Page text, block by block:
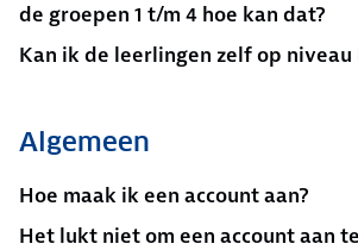
de groepen 1 t/m 4 hoe kan dat?
Kan ik de leerlingen zelf op niveau
Algemeen
Hoe maak ik een account aan?
Het lukt niet om een account aan